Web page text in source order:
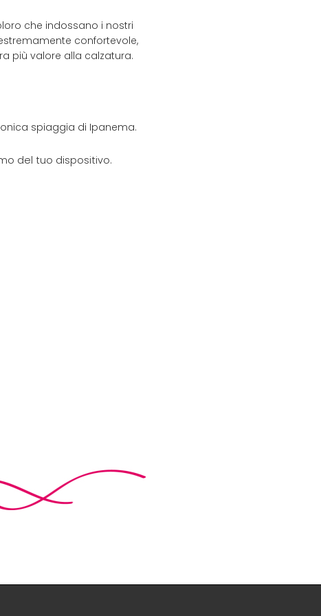
che indossano i nostri
confortevole,
più valore alla calzatura.
spiaggia di Ipanema.
del tuo dispositivo.